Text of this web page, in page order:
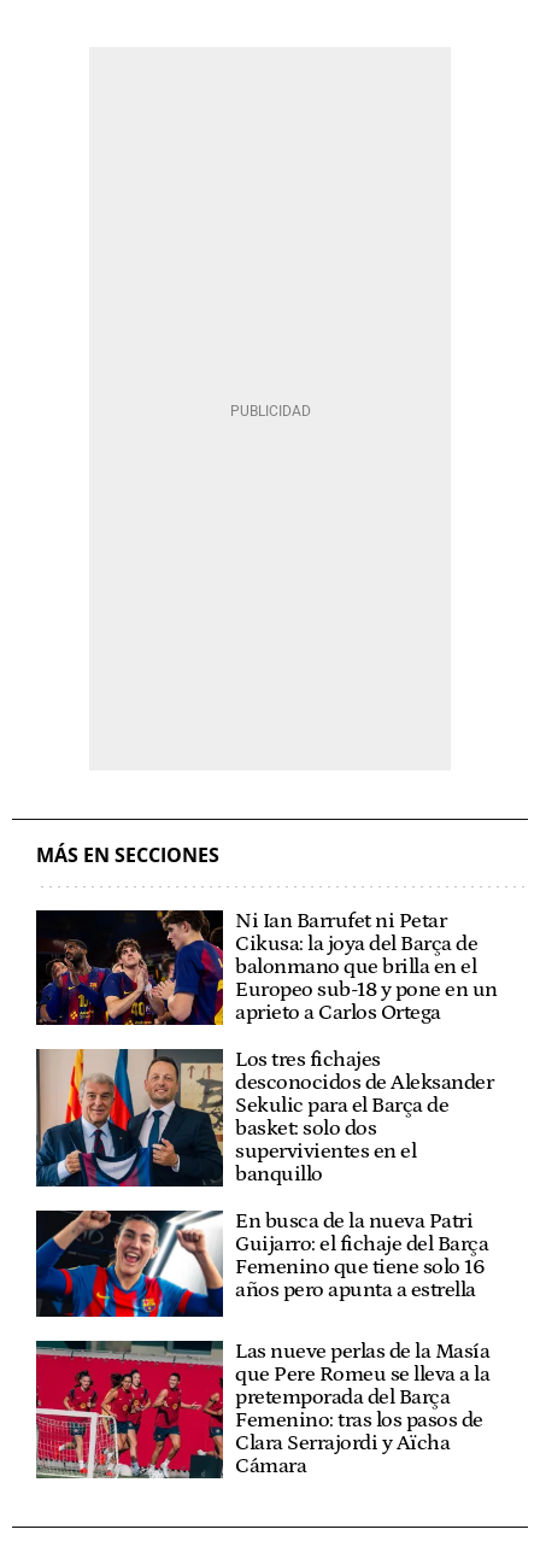
MÁS EN SECCIONES
Ni Ian Barrufet ni Petar
Cikusa: la joya del Barça de
balonmano que brilla en el
Europeo sub-18 y pone en un
aprieto a Carlos Ortega
Los tres fichajes
desconocidos de Aleksander
Sekulic para el Barça de
basket: solo dos
supervivientes en el
banquillo
En busca de la nueva Patri
Guijarro: el fichaje del Barça
Femenino que tiene solo 16
años pero apunta a estrella
Las nueve perlas de la Masía
que Pere Romeu se lleva a la
pretemporada del Barça
Femenino: tras los pasos de
Clara Serrajordi y Aïcha
Cámara